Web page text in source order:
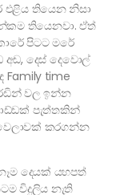
එළිය තියෙන නිසා
තියෙනවා. ඒත්
පිටට මරේ
අඬ, දෙස් දෙවොල්
time
වල ඉන්න
පැත්තකින්
කරගන්න
දෙයක් යහපත්
විදුලිය නැති